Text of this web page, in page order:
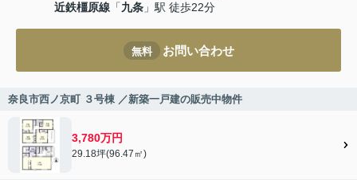
近鉄橿原線 「九条 」駅 徒歩22分
無料 お問い合わせ
奈良市西ノ京町 ３号棟 ／新築一戸建の販売中物件
3,780万円
29.18坪(96.47㎡)